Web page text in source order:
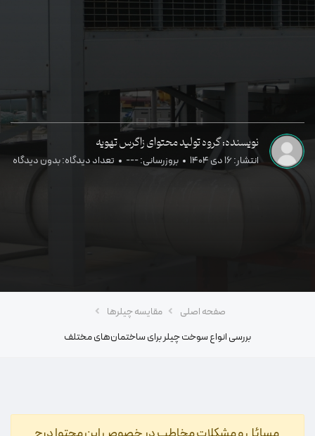
نویسنده: گروه تولید محتوای زاگرس تهویه
انتشار: 16 دی 1404 بروزرسانی: --- تعداد دیدگاه: بدون دیدگاه
صفحه اصلی
مقایسه چیلرها
بررسی انواع سوخت چیلر برای ساختمان‌های مختلف